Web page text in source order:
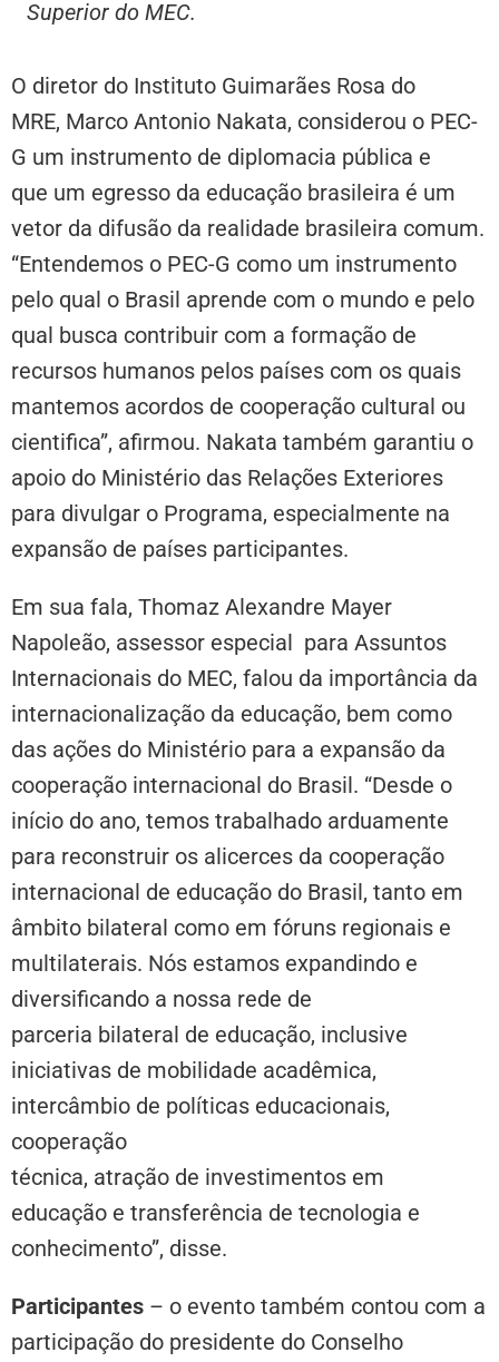
Superior do MEC.
O diretor do Instituto Guimarães Rosa do
MRE, Marco Antonio Nakata, considerou o PEC-
G um instrumento de diplomacia pública e
que um egresso da educação brasileira é um
vetor da difusão da realidade brasileira comum.
“Entendemos o PEC-G como um instrumento
pelo qual o Brasil aprende com o mundo e pelo
qual busca contribuir com a formação de
recursos humanos pelos países com os quais
mantemos acordos de cooperação cultural ou
cientifica”, afirmou. Nakata também garantiu o
apoio do Ministério das Relações Exteriores
para divulgar o Programa, especialmente na
expansão de países participantes.
Em sua fala, Thomaz Alexandre Mayer
Napoleão, assessor especial para Assuntos
Internacionais do MEC, falou da importância da
internacionalização da educação, bem como
das ações do Ministério para a expansão da
cooperação internacional do Brasil. “Desde o
início do ano, temos trabalhado arduamente
para reconstruir os alicerces da cooperação
internacional de educação do Brasil, tanto em
âmbito bilateral como em fóruns regionais e
multilaterais. Nós estamos expandindo e
diversificando a nossa rede de
parceria bilateral de educação, inclusive
iniciativas de mobilidade acadêmica,
intercâmbio de políticas educacionais,
cooperação
técnica, atração de investimentos em
educação e transferência de tecnologia e
conhecimento”, disse.
Participantes – o evento também contou com a
participação do presidente do Conselho